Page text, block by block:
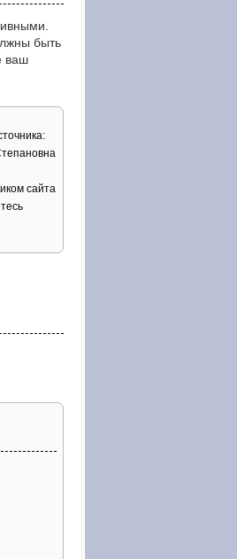
быть
ваш
сайта